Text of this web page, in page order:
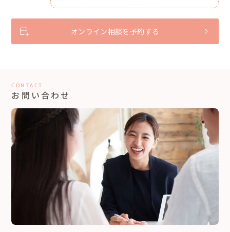
オンライン相談を予約する
CONTACT
お問い合わせ